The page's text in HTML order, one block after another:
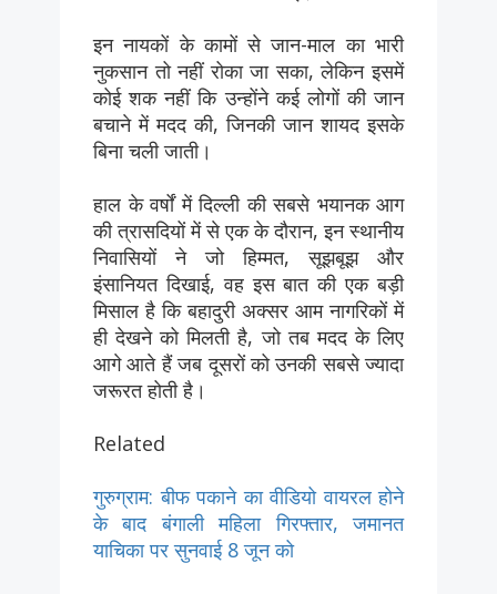
इन नायकों के कामों से जान-माल का भारी
नुकसान तो नहीं रोका जा सका, लेकिन इसमें
कोई शक नहीं कि उन्होंने कई लोगों की जान
बचाने में मदद की, जिनकी जान शायद इसके
बिना चली जाती।
हाल के वर्षों में दिल्ली की सबसे भयानक आग
की त्रासदियों में से एक के दौरान, इन स्थानीय
निवासियों ने जो हिम्मत, सूझबूझ और
इंसानियत दिखाई, वह इस बात की एक बड़ी
मिसाल है कि बहादुरी अक्सर आम नागरिकों में
ही देखने को मिलती है, जो तब मदद के लिए
आगे आते हैं जब दूसरों को उनकी सबसे ज्यादा
जरूरत होती है।
Related
गुरुग्राम: बीफ पकाने का वीडियो वायरल होने
के बाद बंगाली महिला गिरफ्तार, जमानत
याचिका पर सुनवाई 8 जून को